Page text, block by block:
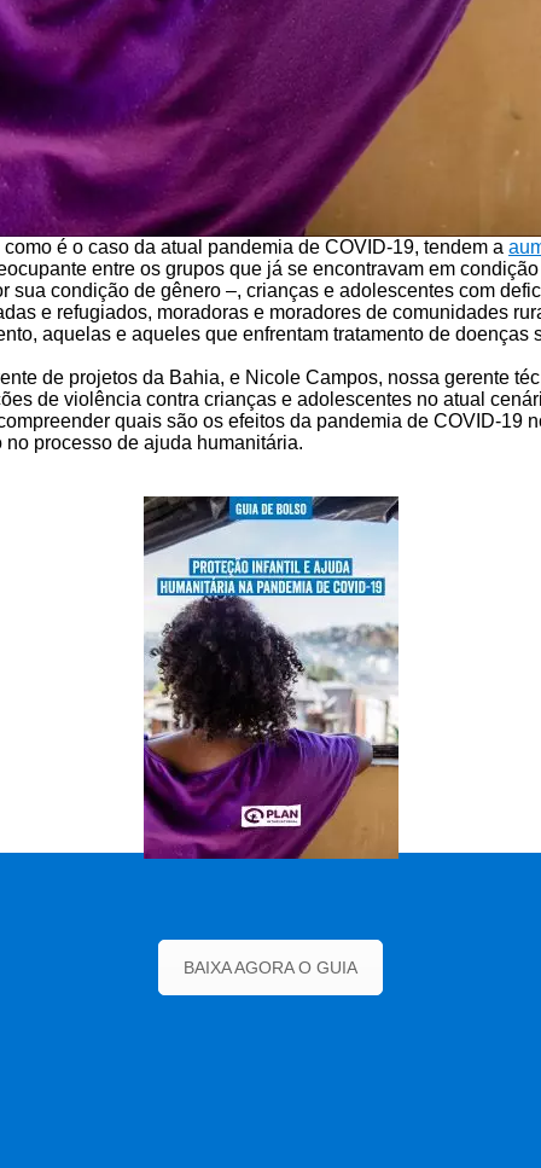
é o caso da atual pandemia de COVID-19, tendem a
entre os grupos que já se encontravam em
sua condição de gênero –, crianças e adolescentes com
e refugiados, moradoras e moradores de comunidades
aquelas e aqueles que enfrentam tratamento de doenças
de projetos da Bahia, e Nicole Campos, nossa gerente
de violência contra crianças e adolescentes no atual
quais são os efeitos da pandemia de COVID-19
processo de ajuda humanitária.
BAIXA AGORA O GUIA